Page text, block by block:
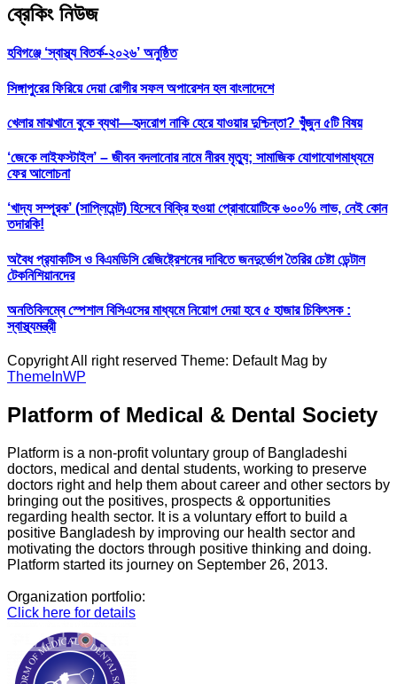
ব্রেকিং নিউজ
হবিগঞ্জে ‘স্বাস্থ্য বিতর্ক-২০২৬’ অনুষ্ঠিত
সিঙ্গাপুরের ফিরিয়ে দেয়া রোগীর সফল অপারেশন হল বাংলাদেশে
খেলার মাঝখানে বুকে ব্যথা—হৃদরোগ নাকি হেরে যাওয়ার দুশ্চিন্তা? খুঁজুন ৫টি বিষয়
‘জেকে লাইফস্টাইল’ – জীবন বদলানোর নামে নীরব মৃত্যু; সামাজিক যোগাযোগমাধ্যমে
ফের আলোচনা
‘খাদ্য সম্পূরক’ (সাপ্লিমেন্ট) হিসেবে বিক্রি হওয়া প্রোবায়োটিকে ৬০০% লাভ, নেই কোন
তদারকি!
অবৈধ প্র‍্যাকটিস ও বিএমডিসি রেজিষ্ট্রেশনের দাবিতে জনদুর্ভোগ তৈরির চেষ্টা ডেন্টাল
টেকনিশিয়ানদের
অনতিবিলম্বে স্পেশাল বিসিএসের মাধ্যমে নিয়োগ দেয়া হবে ৫ হাজার চিকিৎসক :
স্বাস্থ্যমন্ত্রী
Copyright All right reserved Theme: Default Mag by
ThemeInWP
Platform of Medical & Dental Society
Platform is a non-profit voluntary group of Bangladeshi
doctors, medical and dental students, working to preserve
doctors right and help them about career and other sectors by
bringing out the positives, prospects & opportunities
regarding health sector. It is a voluntary effort to build a
positive Bangladesh by improving our health sector and
motivating the doctors through positive thinking and doing.
Platform started its journey on September 26, 2013.
Organization portfolio:
Click here for details